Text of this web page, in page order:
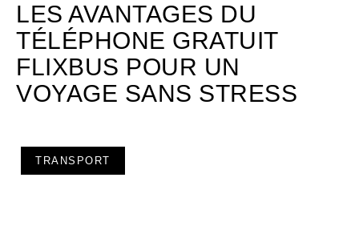
LES AVANTAGES DU
TÉLÉPHONE GRATUIT
FLIXBUS POUR UN
VOYAGE SANS STRESS
TRANSPORT